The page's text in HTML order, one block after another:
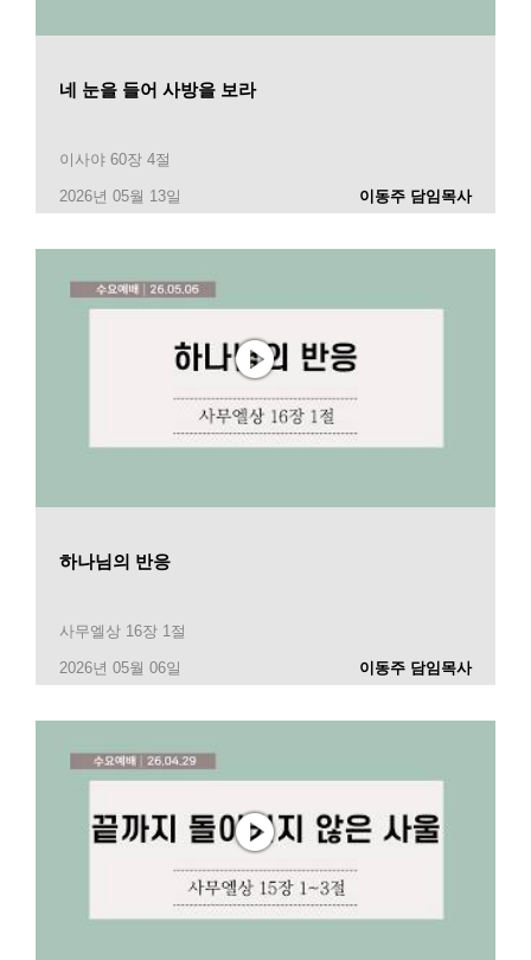
네 눈을 들어 사방을 보라
이사야 60장 4절
2026년 05월 13일 이동주 담임목사
하나님의 반응
사무엘상 16장 1절
2026년 05월 06일 이동주 담임목사